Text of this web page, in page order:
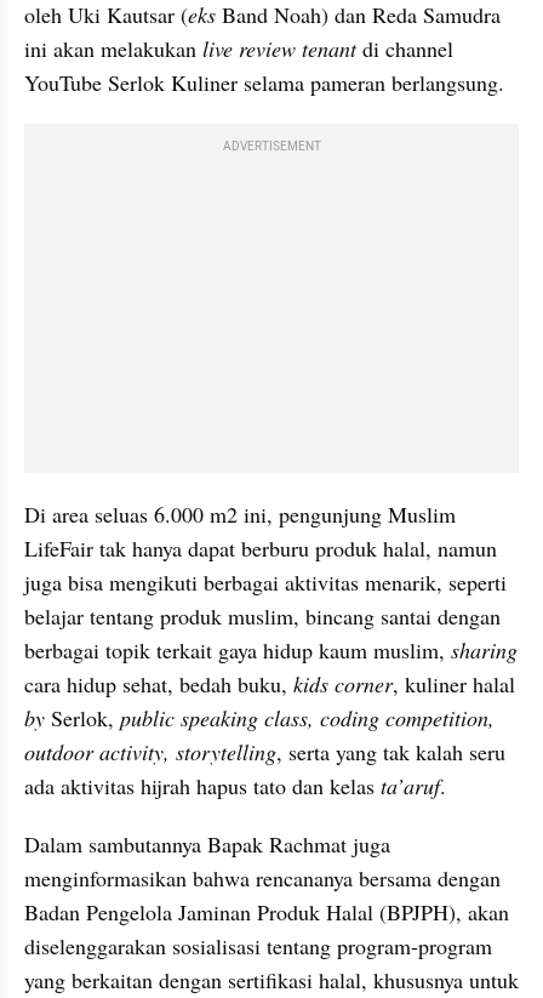
oleh Uki Kautsar (eks Band Noah) dan Reda Samudra
ini akan melakukan live review tenant di channel
YouTube Serlok Kuliner selama pameran berlangsung.
ADVERTISEMENT
Di area seluas 6.000 m2 ini, pengunjung Muslim
LifeFair tak hanya dapat berburu produk halal, namun
juga bisa mengikuti berbagai aktivitas menarik, seperti
belajar tentang produk muslim, bincang santai dengan
berbagai topik terkait gaya hidup kaum muslim, sharing
cara hidup sehat, bedah buku, kids corner
by Serlok, public speaking class, coding competition,
outdoor activity, storytelling, serta yang tak kalah seru
ada aktivitas hijrah hapus tato dan kelas ta’aruf.
Dalam sambutannya Bapak Rachmat juga
menginformasikan bahwa rencananya bersama dengan
Badan Pengelola Jaminan Produk Halal (BPJPH), akan
diselenggarakan sosialisasi tentang program-program
yang berkaitan dengan sertifikasi halal, khususnya untuk